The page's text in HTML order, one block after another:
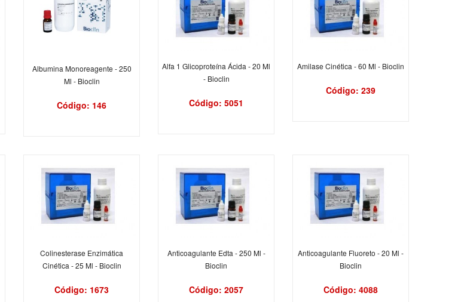
Albumina Monoreagente - 250
Ml - Bioclin
Código: 146
Alfa 1 Glicoproteína Ácida - 20 Ml
- Bioclin
Código: 5051
Amilase Cinética - 60 Ml - Bioclin
Código: 239
Colinesterase Enzimática
Cinética - 25 Ml - Bioclin
Código: 1673
Anticoagulante Edta - 250 Ml -
Bioclin
Código: 2057
Anticoagulante Fluoreto - 20 Ml -
Bioclin
Código: 4088